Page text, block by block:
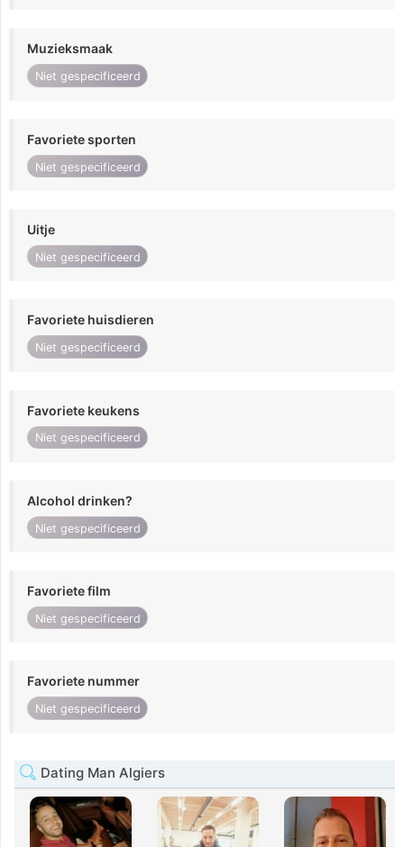
Muzieksmaak
Niet gespecificeerd
Favoriete sporten
Niet gespecificeerd
Uitje
Niet gespecificeerd
Favoriete huisdieren
Niet gespecificeerd
Favoriete keukens
Niet gespecificeerd
Alcohol drinken?
Niet gespecificeerd
Favoriete film
Niet gespecificeerd
Favoriete nummer
Niet gespecificeerd
Dating Man Algiers